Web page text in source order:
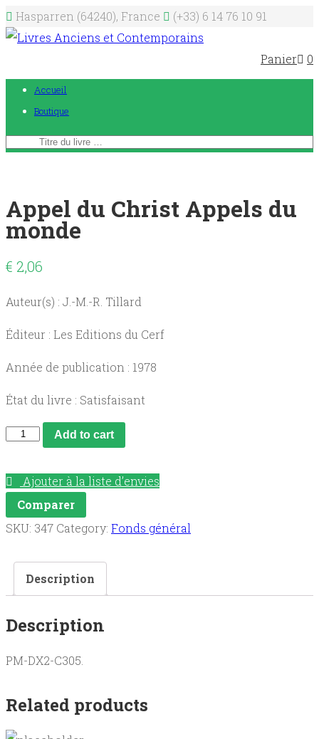
Hasparren (64240), France (+33) 6 14 76 10 91
Panier 0
Accueil
Boutique
Appel du Christ Appels du
monde
€ 2,06
Auteur(s) : J.-M.-R. Tillard
Éditeur : Les Editions du Cerf
Année de publication : 1978
État du livre : Satisfaisant
Appel
Christ
Appels
du
quantity
Add to cart
Ajouter à la liste d’envies
Comparer
SKU: 347 Category: Fonds général
Description
Description
PM-DX2-C305.
Related products